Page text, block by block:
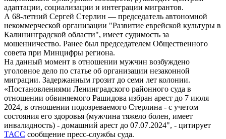
адаптации, социализации и интеграции мигрантов.
А 68-летний Сергей Стерлин — председатель автономной
некоммерческой организации "Развитие еврейской культуры в
Калининградской области", имеет судимость за
мошенничество. Ранее был председателем Общественного
совета при Минцифры региона.
На данный момент в отношении мужчин возбуждено
уголовное дело по статье об организации незаконной
миграции. Задержанным грозит до семи лет колонии.
«Постановлениями Ленинградского районного суда в
отношении обвиняемого Рашидова избран арест до 7 июля
2024, в отношении подозреваемого Стерлина - с учетом
состояния его здоровья (мужчина тяжело болен, имеет
инвалидность) - домашний арест до 07.07.2024", - цитирует
ТАСС сообщение пресс-службы суда.